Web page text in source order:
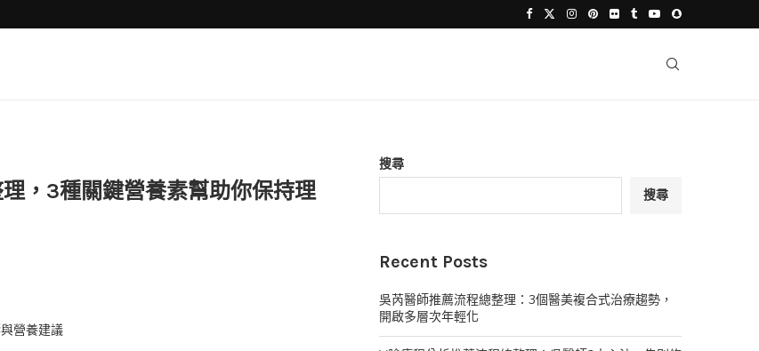
，3種關鍵營養素幫助你保持理
搜尋
搜尋
Recent Posts
吳芮醫師推薦流程總整理：3個醫美複合式治療趨勢，
開啟多層次年輕化